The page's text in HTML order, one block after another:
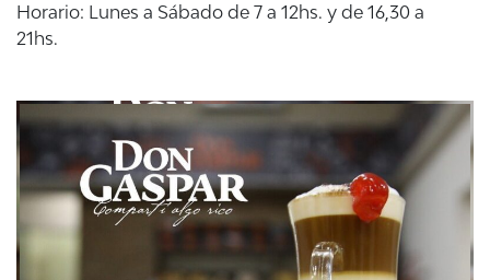
Horario: Lunes a Sábado de 7 a 12hs. y de 16,30 a
21hs.